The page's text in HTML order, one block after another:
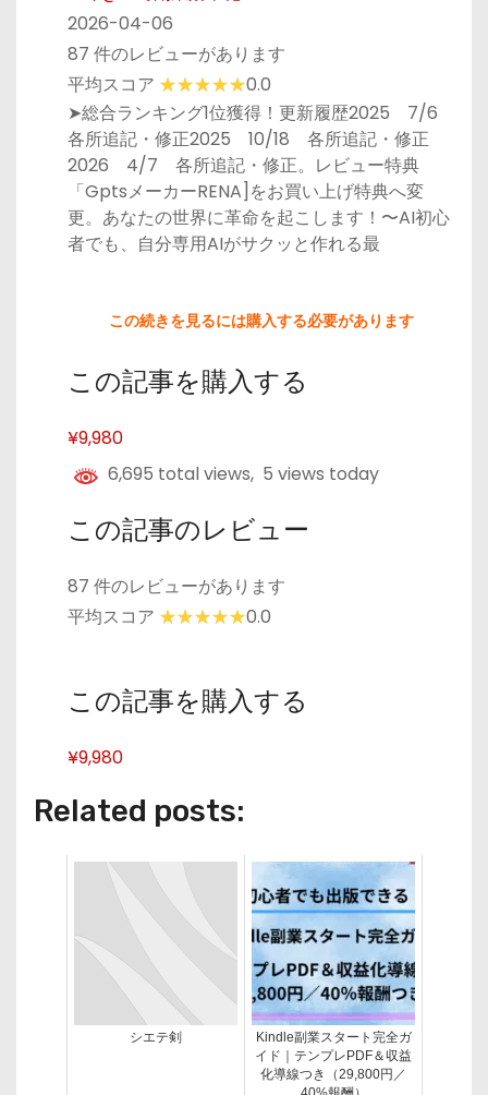
2026-04-06
87 件のレビューがあります
平均スコア
0.0
➤総合ランキング1位獲得！更新履歴2025 7/6
各所追記・修正2025 10/18 各所追記・修正
2026 4/7 各所追記・修正。レビュー特典
「GptsメーカーRENA]をお買い上げ特典へ変
更。あなたの世界に革命を起こします！〜AI初心
者でも、自分専用AIがサクッと作れる最
この続きを見るには購入する必要があります
この記事を購入する
¥9,980
6,695 total views, 5 views today
この記事のレビュー
87 件のレビューがあります
平均スコア
0.0
この記事を購入する
¥9,980
Related posts:
シエテ剣
Kindle副業スタート完全ガ
イド｜テンプレPDF＆収益
化導線つき（29,800円／